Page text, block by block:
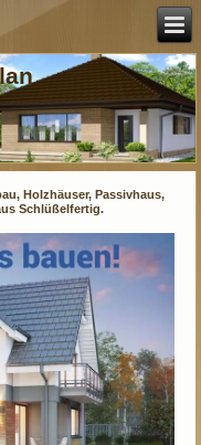
Holzhäuser, Passivhaus,
Schlüßelfertig.